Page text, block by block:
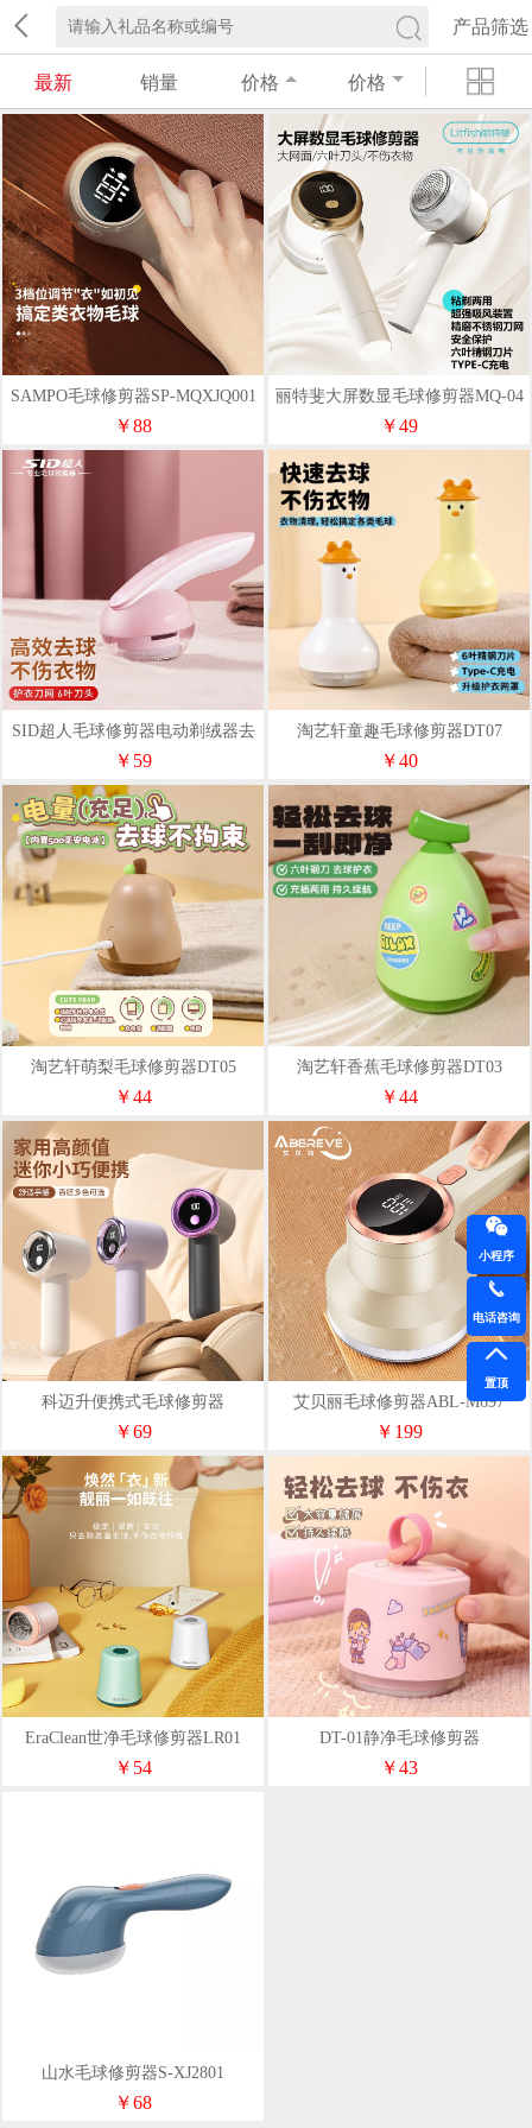
产品筛选
最新 销量 价格 价格
SAMPO毛球修剪器SP-MQXJQ001
￥88
丽特斐大屏数显毛球修剪器MQ-04
￥49
SID超人毛球修剪器电动剃绒器去
毛球机RR2870粉色小冰壶
￥59
淘艺轩童趣毛球修剪器DT07
￥40
淘艺轩萌梨毛球修剪器DT05
￥44
淘艺轩香蕉毛球修剪器DT03
￥44
科迈升便携式毛球修剪器
￥69
艾贝丽毛球修剪器ABL-M697
￥199
EraClean世净毛球修剪器LR01
￥54
DT-01静净毛球修剪器
￥43
山水毛球修剪器S-XJ2801
￥68
小程序
电话咨询
置顶